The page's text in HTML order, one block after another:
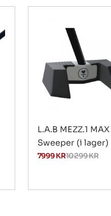
L.A.B MEZZ.1 MAX
Sweeper (i lager)
10299KR
7999KR